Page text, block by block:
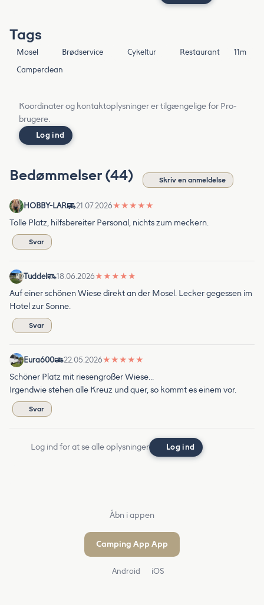
Tags
Mosel Brødservice Cykeltur Restaurant
11m
Camperclean
Koordinater og kontaktoplysninger er tilgængelige for Pro-
brugere.
Log ind
Bedømmelser (44) Skriv en anmeldelse
HOBBY-LAR 21.07.2026★ ★ ★ ★ ★
Tolle Platz, hilfsbereiter Personal, nichts zum meckern.
Svar
Tuddel 18.06.2026★ ★ ★ ★ ★
Auf einer schönen Wiese direkt an der Mosel. Lecker gegessen im
Hotel zur Sonne.
Svar
Eura600 22.05.2026★ ★ ★ ★ ★
Schöner Platz mit riesengroßer Wiese…
Irgendwie stehen alle Kreuz und quer, so kommt es einem vor.
Svar
Log ind for at se alle oplysninger Log ind
Åbn i appen
Camping App App
Android iOS